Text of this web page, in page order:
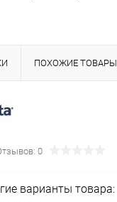
ПОХОЖИЕ ТОВАРЫ
0
варианты товара: